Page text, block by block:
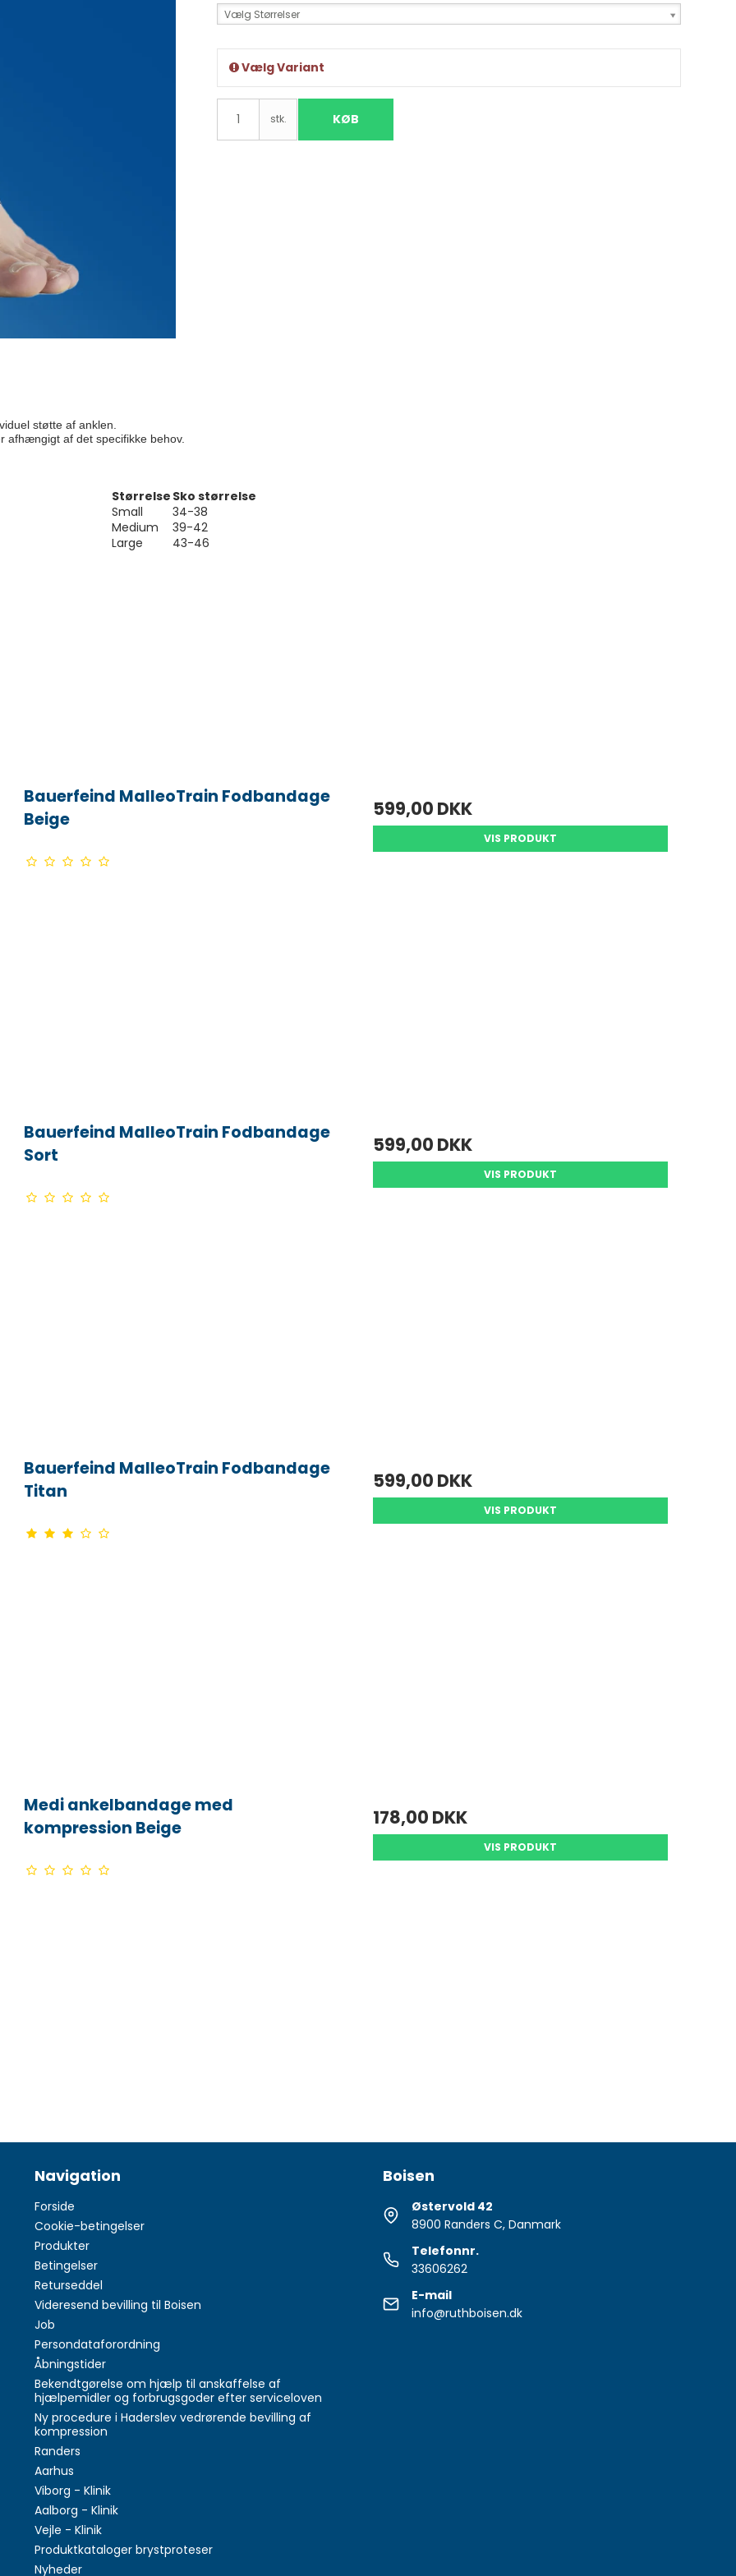
Vælg Størrelser
Vælg Variant
stk. KØB
støtte af anklen.
afhængigt af det specifikke behov.
Størrelse Sko størrelse
Small
34-38
Medium
39-42
Large
43-46
Bauerfeind MalleoTrain Fodbandage
Beige
599,00 DKK
VIS PRODUKT
Bauerfeind MalleoTrain Fodbandage
Sort
599,00 DKK
VIS PRODUKT
Bauerfeind MalleoTrain Fodbandage
Titan
599,00 DKK
VIS PRODUKT
Medi ankelbandage med
kompression Beige
178,00 DKK
VIS PRODUKT
Navigation
Forside
Cookie-betingelser
Produkter
Betingelser
Returseddel
Videresend bevilling til Boisen
Job
Persondataforordning
Åbningstider
Bekendtgørelse om hjælp til anskaffelse af
hjælpemidler og forbrugsgoder efter serviceloven
Ny procedure i Haderslev vedrørende bevilling af
kompression
Randers
Aarhus
Viborg - Klinik
Aalborg - Klinik
Vejle - Klinik
Produktkataloger brystproteser
Nyheder
Boisen
Østervold 42
8900 Randers C, Danmark
Telefonnr.
33606262
E-mail
info@ruthboisen.dk